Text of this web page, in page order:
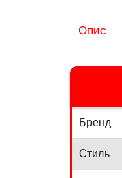
Опис
Бренд
Стиль